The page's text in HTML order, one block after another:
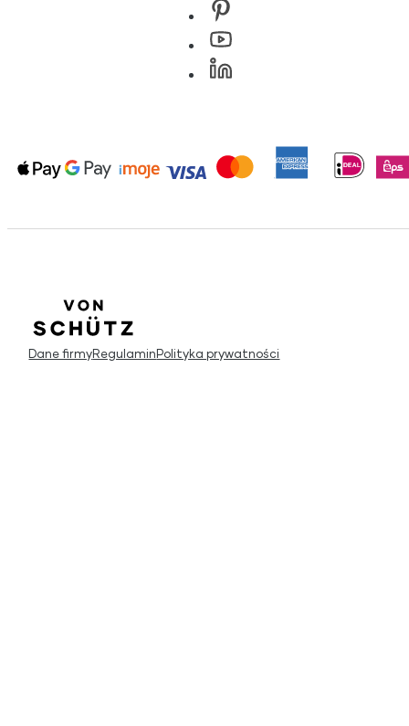
Dane firmyRegulaminPolityka prywatności